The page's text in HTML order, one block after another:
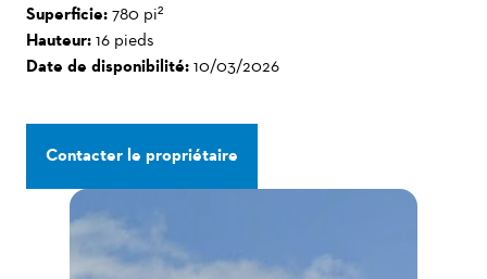
Superficie: 780 pi²
Hauteur: 16 pieds
Date de disponibilité: 10/03/2026
Contacter le propriétaire